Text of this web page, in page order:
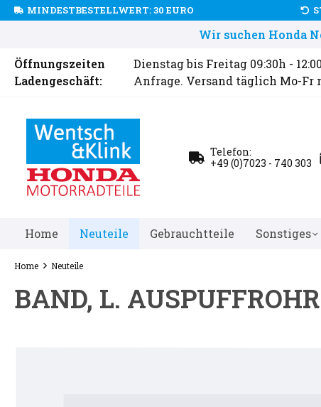
MINDESTBESTELLWERT: 30 EURO
Wir suchen Honda
Öffnungszeiten
Ladengeschäft:
Dienstag bis Freitag 09:30h -
Anfrage. Versand täglich Mo-Fr
Telefon:
+49 (0)7023 - 740 303
Home Neuteile Gebrauchtteile Sonstiges
Home Neuteile
BAND, L. AUSPUFFROHR